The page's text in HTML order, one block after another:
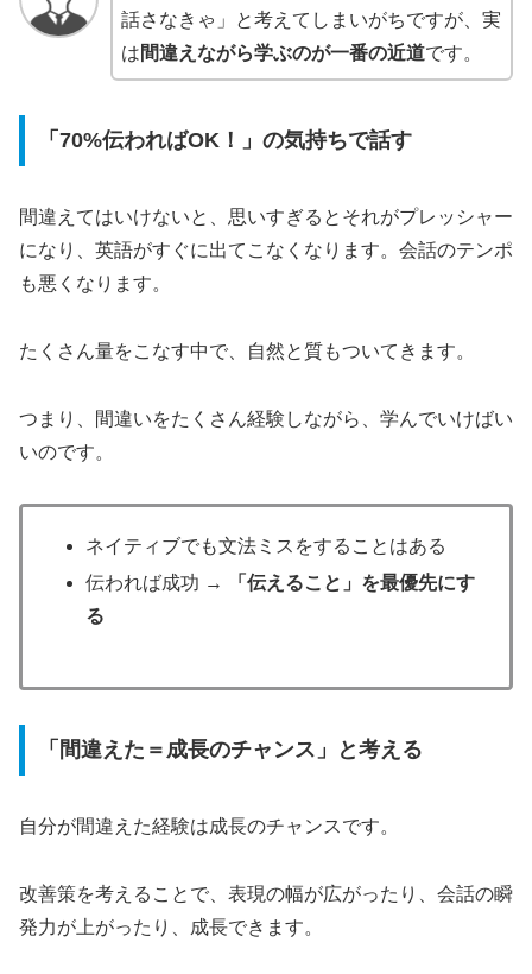
話さなきゃ」と考えてしまいがちですが、実
は間違えながら学ぶのが一番の近道です。
「70%伝わればOK！」の気持ちで話す
間違えてはいけないと、思いすぎるとそれがプレッシャー
になり、英語がすぐに出てこなくなります。会話のテンポ
も悪くなります。
たくさん量をこなす中で、自然と質もついてきます。
つまり、間違いをたくさん経験しながら、学んでいけばい
いのです。
ネイティブでも文法ミスをすることはある
伝われば成功 →
「伝えること」を最優先にす
る
「間違えた＝成長のチャンス」と考える
自分が間違えた経験は成長のチャンスです。
改善策を考えることで、表現の幅が広がったり、会話の瞬
発力が上がったり、成長できます。